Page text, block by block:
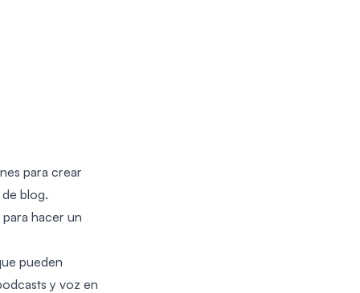
para crear
blog.
hacer un
pueden
y voz en